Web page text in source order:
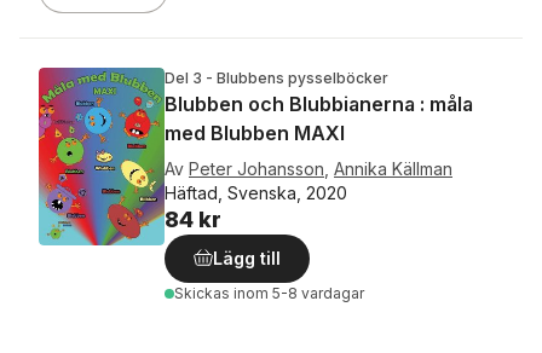
Del 3 - Blubbens pysselböcker
Blubben och Blubbianerna : måla
med Blubben MAXI
Av Peter Johansson Annika Källman
Häftad, Svenska, 2020
84 kr
Lägg till
Skickas inom 5-8 vardagar